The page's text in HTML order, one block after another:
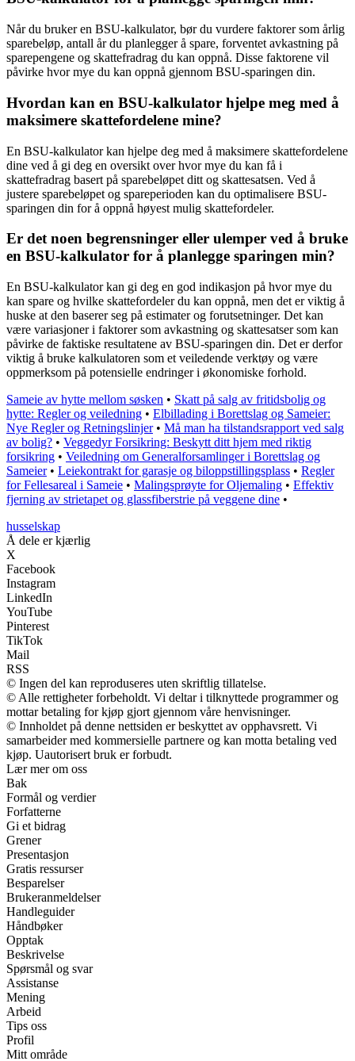
Når du bruker en BSU-kalkulator, bør du vurdere faktorer som årlig
sparebeløp, antall år du planlegger å spare, forventet avkastning på
sparepengene og skattefradrag du kan oppnå. Disse faktorene vil
påvirke hvor mye du kan oppnå gjennom BSU-sparingen din.
Hvordan kan en BSU-kalkulator hjelpe meg med å
maksimere skattefordelene mine?
En BSU-kalkulator kan hjelpe deg med å maksimere skattefordelene
dine ved å gi deg en oversikt over hvor mye du kan få i
skattefradrag basert på sparebeløpet ditt og skattesatsen. Ved å
justere sparebeløpet og spareperioden kan du optimalisere BSU-
sparingen din for å oppnå høyest mulig skattefordeler.
Er det noen begrensninger eller ulemper ved å bruke
en BSU-kalkulator for å planlegge sparingen min?
En BSU-kalkulator kan gi deg en god indikasjon på hvor mye du
kan spare og hvilke skattefordeler du kan oppnå, men det er viktig å
huske at den baserer seg på estimater og forutsetninger. Det kan
være variasjoner i faktorer som avkastning og skattesatser som kan
påvirke de faktiske resultatene av BSU-sparingen din. Det er derfor
viktig å bruke kalkulatoren som et veiledende verktøy og være
oppmerksom på potensielle endringer i økonomiske forhold.
Sameie av hytte mellom søsken • Skatt på salg av fritidsbolig og
hytte: Regler og veiledning • Elbillading i Borettslag og Sameier:
Nye Regler og Retningslinjer• Må man ha tilstandsrapport ved salg
av bolig? • Veggedyr Forsikring: Beskytt ditt hjem med riktig
forsikring • Veiledning om Generalforsamlinger i Borettslag og
Sameier• Leiekontrakt for garasje og biloppstillingsplass • Regler
for Fellesareal i Sameie • Malingsprøyte for Oljemaling • Effektiv
fjerning av strietapet og glassfiberstrie på veggene dine •
husselskap
Å dele er kjærlig
X
Facebook
Instagram
LinkedIn
YouTube
Pinterest
TikTok
Mail
RSS
© Ingen del kan reproduseres uten skriftlig tillatelse.
© Alle rettigheter forbeholdt. Vi deltar i tilknyttede programmer og
mottar betaling for kjøp gjort gjennom våre henvisninger.
© Innholdet på denne nettsiden er beskyttet av opphavsrett. Vi
samarbeider med kommersielle partnere og kan motta betaling ved
kjøp. Uautorisert bruk er forbudt.
Lær mer om oss
Bak
Formål og verdier
Forfatterne
Gi et bidrag
Grener
Presentasjon
Gratis ressurser
Besparelser
Brukeranmeldelser
Handleguider
Håndbøker
Opptak
Beskrivelse
Spørsmål og svar
Assistanse
Mening
Arbeid
Tips oss
Profil
Mitt område